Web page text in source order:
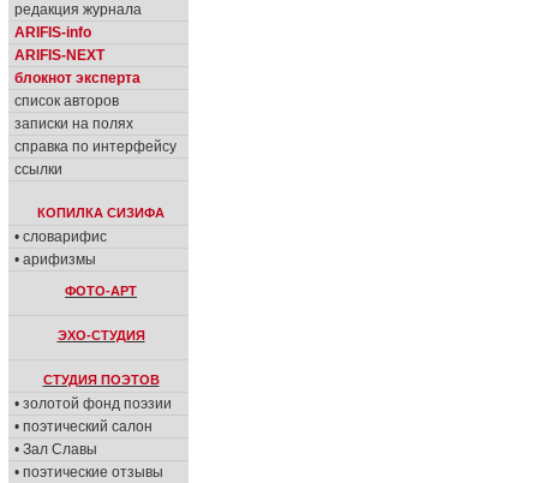
редакция журнала
ARIFIS-info
ARIFIS-NEXT
блокнот эксперта
список авторов
записки на полях
справка по интерфейсу
ссылки
КОПИЛКА СИЗИФА
• словарифис
• арифизмы
ФОТО-АРТ
ЭХО-СТУДИЯ
СТУДИЯ ПОЭТОВ
• золотой фонд поэзии
• поэтический салон
• Зал Славы
• поэтические отзывы